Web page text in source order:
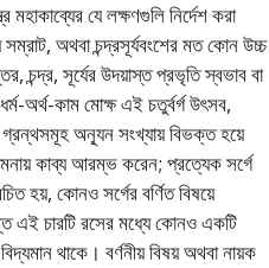
যে লক্ষণগুলি নির্দেশ করা
অথবা চন্দ্রসূর্যবংশের মত কোন উচ্চ
চন্দ্র, সূর্যের উদয়াস্ত প্রভৃতি স্বভাব বা
অর্থ-কাম মোক্ষ এই চতুর্বর্গ উৎসব,
গ্রন্থসমূহ অন্যূন সংখ্যায় বিভক্ত হয়ে
কাব্য আরম্ভ করেন; প্রত্যেক সর্গে
হয়, কোনও সর্গের বর্ণিত বিষয়ে
এই চারটি রসের মধ্যে কোনও একটি
থাকে। বর্ণনীয় বিষয় অথবা নায়ক